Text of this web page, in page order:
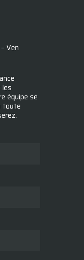
Ven
les
équipe se
toute